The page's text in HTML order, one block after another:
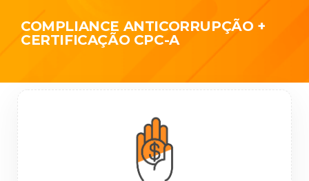
COMPLIANCE ANTICORRUPÇÃO +
CERTIFICAÇÃO CPC-A